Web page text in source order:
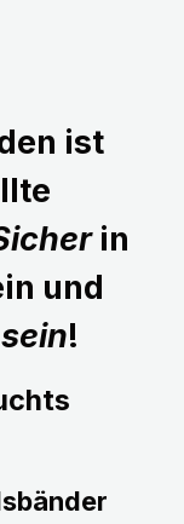
ist
in
und
!